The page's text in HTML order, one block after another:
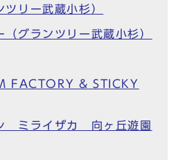
リー武蔵小杉）
（グランツリー武蔵小杉）
FACTORY & STICKY
ミライザカ 向ヶ丘遊園